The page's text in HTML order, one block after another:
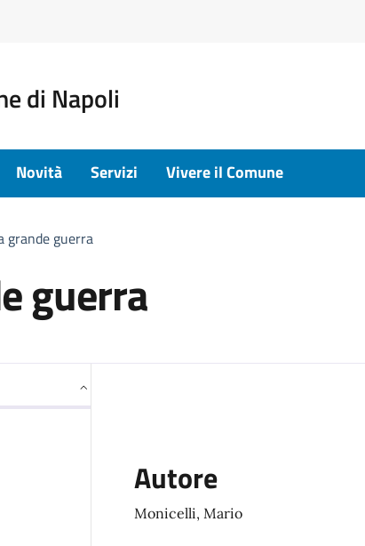
di Napoli
Novità Servizi Vivere il Comune
grande guerra
guerra
Autore
Monicelli, Mario